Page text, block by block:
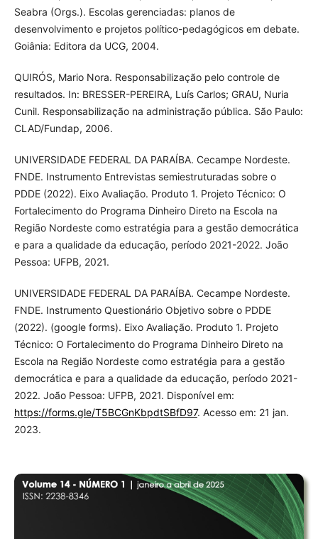
Seabra (Orgs.). Escolas gerenciadas: planos de
desenvolvimento e projetos político-pedagógicos em debate.
Goiânia: Editora da UCG, 2004.
QUIRÓS, Mario Nora. Responsabilização pelo controle de
resultados. In: BRESSER-PEREIRA, Luís Carlos; GRAU, Nuria
Cunil. Responsabilização na administração pública. São Paulo:
CLAD/Fundap, 2006.
UNIVERSIDADE FEDERAL DA PARAÍBA. Cecampe Nordeste.
FNDE. Instrumento Entrevistas semiestruturadas sobre o
PDDE (2022). Eixo Avaliação. Produto 1. Projeto Técnico: O
Fortalecimento do Programa Dinheiro Direto na Escola na
Região Nordeste como estratégia para a gestão democrática
e para a qualidade da educação, período 2021-2022. João
Pessoa: UFPB, 2021.
UNIVERSIDADE FEDERAL DA PARAÍBA. Cecampe Nordeste.
FNDE. Instrumento Questionário Objetivo sobre o PDDE
(2022). (google forms). Eixo Avaliação. Produto 1. Projeto
Técnico: O Fortalecimento do Programa Dinheiro Direto na
Escola na Região Nordeste como estratégia para a gestão
democrática e para a qualidade da educação, período 2021-
2022. João Pessoa: UFPB, 2021. Disponível em:
https://forms.gle/T5BCGnKbpdtSBfD97. Acesso em: 21 jan.
2023.